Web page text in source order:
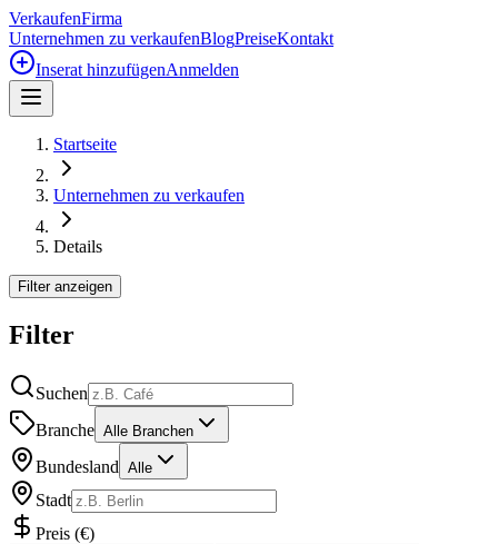
VerkaufenFirma
Unternehmen zu verkaufenBlogPreiseKontakt
Inserat hinzufügenAnmelden
Startseite
Unternehmen zu verkaufen
Details
Filter anzeigen
Filter
Suchen
Branche Alle Branchen
Bundesland Alle
Stadt
Preis (€)